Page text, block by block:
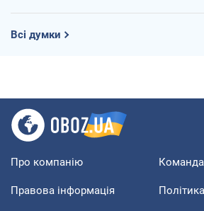
Всі думки
Про компанію Команда
Правова інформація